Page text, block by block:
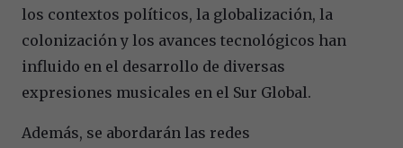
los contextos políticos, la globalización, la
colonización y los avances tecnológicos han
influido en el desarrollo de diversas
expresiones musicales en el Sur Global.
Además, se abordarán las redes